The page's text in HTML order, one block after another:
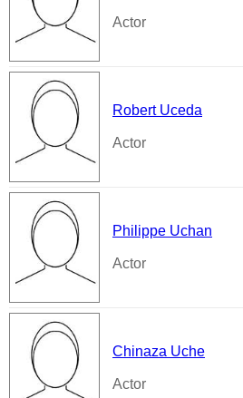
Actor
Robert Uceda
Actor
Philippe Uchan
Actor
Chinaza Uche
Actor